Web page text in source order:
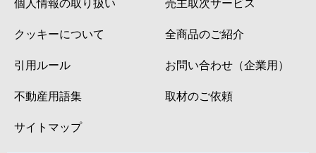
クッキーについて
引用ルール
不動産用語集
サイトマップ
全商品のご紹介
お問い合わせ（企業用）
取材のご依頼